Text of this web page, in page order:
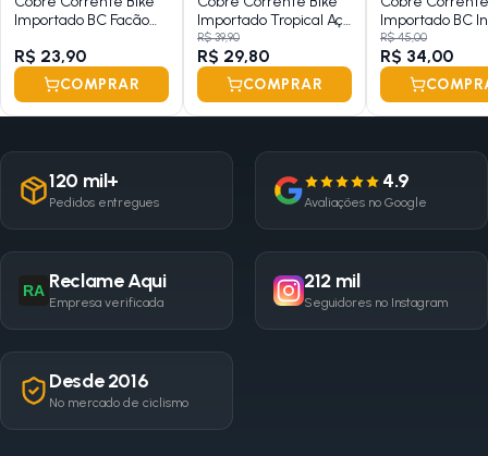
Importado BC Facão
Metálico
R$ 23,90
COMPRAR
Importado Tropical Aço
Preto
R$ 39,90
R$ 29,80
COMPRAR
Importado BC
Prata
R$ 45,00
R$ 34,00
120 mil+
Pedidos entregues
4.9
Avaliações no Google
RA Reclame Aqui
Empresa verificada
212 mil
Seguidores no Instagram
Desde 2016
No mercado de ciclismo